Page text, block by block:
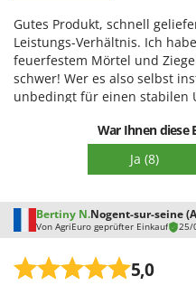
Qualität / Preis
Schwierigkeitsgrad Zusammenbau
Verpackung
Gutes Produkt, schnell
Leistungs-Verhältnis. Ich
feuerfestem Mörtel und
schwer! Wer es also selbst
unbedingt für einen stabilen
War Ihnen diese
Ja (8)
Bertiny N.Nogent-sur-seine
Von AgriEuro geprüfter Einkauf 25/
5,0